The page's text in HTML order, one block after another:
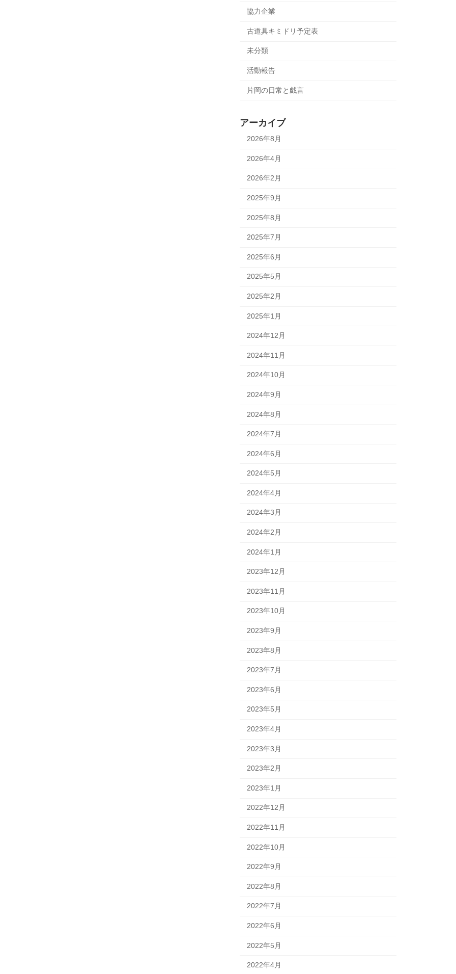
協力企業
古道具キミドリ予定表
未分類
活動報告
片岡の日常と戯言
アーカイブ
2026年8月
2026年4月
2026年2月
2025年9月
2025年8月
2025年7月
2025年6月
2025年5月
2025年2月
2025年1月
2024年12月
2024年11月
2024年10月
2024年9月
2024年8月
2024年7月
2024年6月
2024年5月
2024年4月
2024年3月
2024年2月
2024年1月
2023年12月
2023年11月
2023年10月
2023年9月
2023年8月
2023年7月
2023年6月
2023年5月
2023年4月
2023年3月
2023年2月
2023年1月
2022年12月
2022年11月
2022年10月
2022年9月
2022年8月
2022年7月
2022年6月
2022年5月
2022年4月